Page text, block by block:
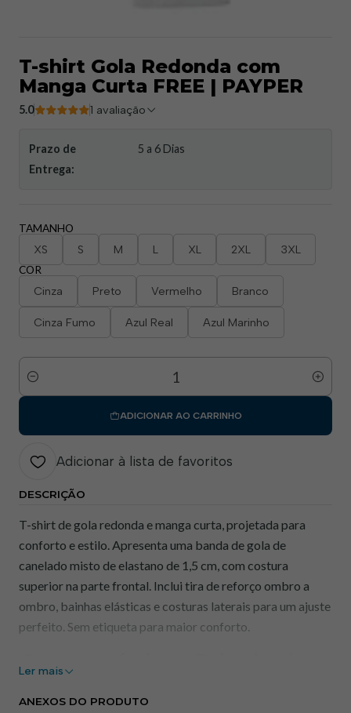
T-shirt Gola Redonda com
Manga Curta FREE | PAYPER
5.0 1 avaliação
Prazo de
Entrega:
5 a 6 Dias
TAMANHO
XS S M L XL 2XL 3XL
COR
Cinza Preto Vermelho Branco
Cinza Fumo Azul Real Azul Marinho
Quantidade
ADICIONAR AO CARRINHO
Adicionar à lista de favoritos
DESCRIÇÃO
T-shirt de gola redonda e manga curta, projetada para
conforto e estilo. Apresenta uma banda de gola de
canelado misto de elastano de 1,5 cm, com costura
superior na parte frontal. Inclui tira de reforço ombro a
ombro, bainhas elásticas e costuras laterais para um ajuste
perfeito. Sem etiqueta para maior conforto.
Características Principais
Ler mais
ANEXOS DO PRODUTO